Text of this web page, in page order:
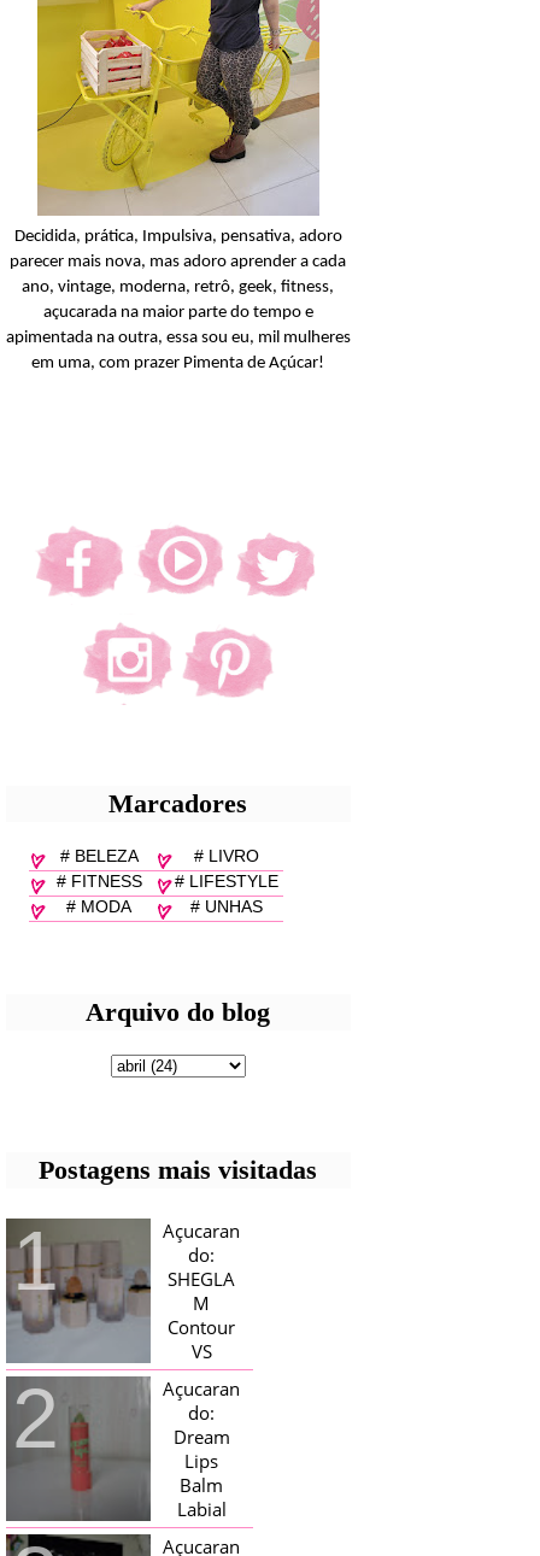
Açucarando:
Naturals Neutro
Balanceada Shampoo
Decidida, prática, Impulsiva, pensativa, adoro
parecer mais nova, mas adoro aprender a cada
ano, vintage, moderna, retrô, geek, fitness,
açucarada na maior parte do tempo e
apimentada na outra, essa sou eu, mil mulheres
em uma, com prazer Pimenta de Açúcar!
Marcadores
# BELEZA
# LIVRO
# FITNESS
# LIFESTYLE
# MODA
# UNHAS
Arquivo do blog
Postagens mais visitadas
Açucaran
do:
SHEGLA
M
Contour
VS
Bronzer!
HELLO AÇUCARADAS, E NESTE
MÊS CHEGOU AQUI EM CASA UMA
CAIXA RECHEADA DE SHEGLAM,
TINHA BLUSH, ILUMINADORES E
TODOS OS BRONZER E
CONTORNOS ...
Açucaran
do:
Dream
Lips
Balm
Labial
Magico
Açucaran